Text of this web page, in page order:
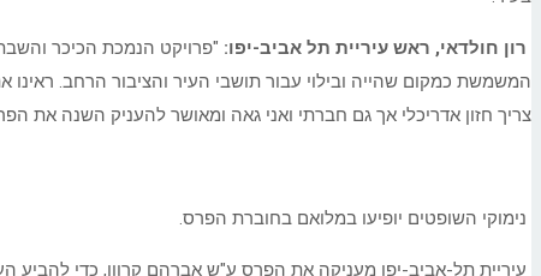
רון חולדאי, ראש עיריית תל אביב-יפו: "פרויקט הנמכת הכיכר
המשמשת כמקום שהייה ובילוי עבור תושבי העיר והציבור הרחב.
צריך חזון אדריכלי אך גם חברתי ואני גאה ומאושר להעניק השנה את
נימוקי השופטים יופיעו במלואם בחוברת הפרס.
עיריית תל-אביב-יפו מעניקה את הפרס ע"ש אברהם קרוון, כדי להביע